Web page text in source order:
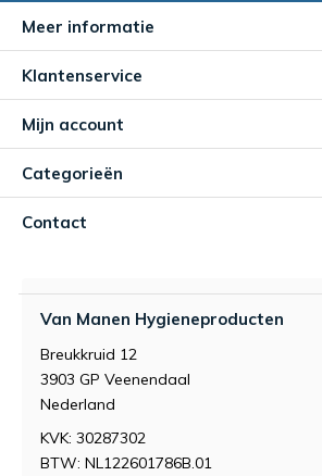
Meer informatie
Klantenservice
Mijn account
Categorieën
Contact
Van Manen Hygieneproducten
Breukkruid 12
3903 GP Veenendaal
Nederland
KVK: 30287302
BTW: NL122601786B.01